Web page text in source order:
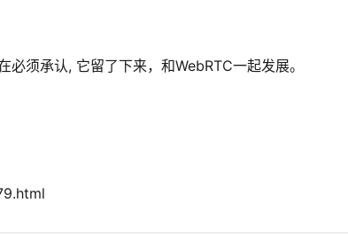
须承认, 它留了下来，和WebRTC一起发展。